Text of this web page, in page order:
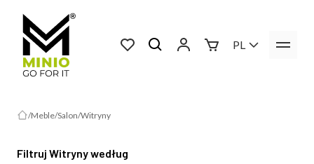
PL
Meble Salon Witryny
Filtruj Witryny według